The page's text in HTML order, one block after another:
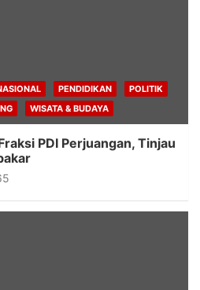
PENDIDIKAN
POLITIK
WISATA & BUDAYA
PDI Perjuangan, Tinjau